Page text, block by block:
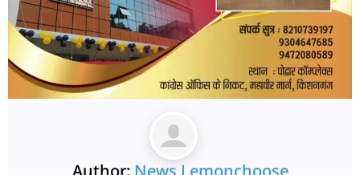
Author: News Lemonchoose